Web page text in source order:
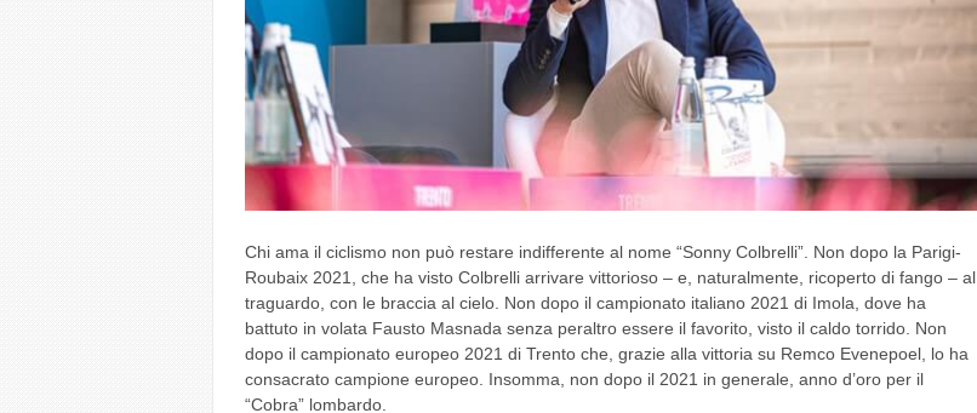
Chi ama il ciclismo non può restare indifferente al nome “Sonny Colbrelli”. Non dopo la Parigi-
Roubaix 2021, che ha visto Colbrelli arrivare vittorioso – e, naturalmente, ricoperto di fango – al
traguardo, con le braccia al cielo. Non dopo il campionato italiano 2021 di Imola, dove ha
battuto in volata Fausto Masnada senza peraltro essere il favorito, visto il caldo torrido. Non
dopo il campionato europeo 2021 di Trento che, grazie alla vittoria su Remco Evenepoel, lo ha
consacrato campione europeo. Insomma, non dopo il 2021 in generale, anno d’oro per il
“Cobra” lombardo.